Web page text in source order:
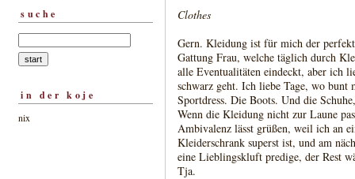
suche
in der koje
nix
Clothes
Gern. Kleidung ist für mich der
Gattung Frau, welche täglich durch
alle Eventualitäten eindeckt, aber ich
schwarz geht. Ich liebe Tage, wo bunt
Sportdress. Die Boots. Und die
Wenn die Kleidung nicht zur Laune
Ambivalenz lässt grüßen, weil ich an
Kleiderschrank superst ist, und am
eine Lieblingskluft predige, der Rest
Tja.